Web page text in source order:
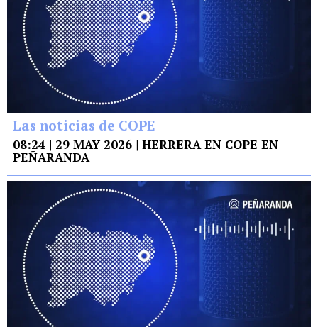
Las noticias de COPE
08:24 | 29 MAY 2026 | HERRERA EN COPE EN
PEÑARANDA